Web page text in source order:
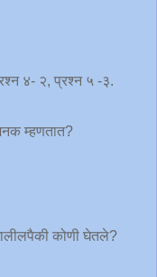
४- २, प्रश्न ५ -३.
म्हणतात?
कोणी घेतले?